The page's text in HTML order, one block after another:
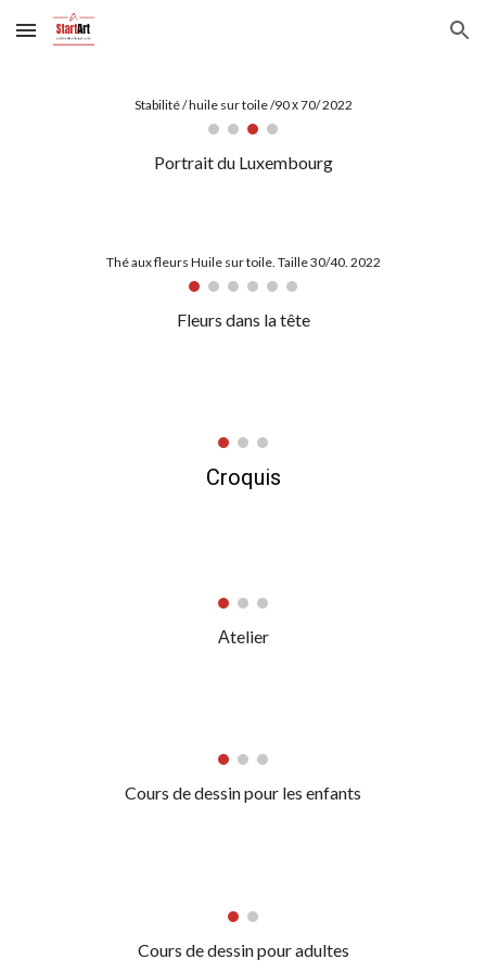
Skip to main content Skip to navigation
Stabilité / huile sur toile /90 х 70/ 2022
Portrait du Luxembourg
Thé aux fleurs Huile sur toile. Taille 30/40. 2022
Fleurs dans la tête
Croquis
Аtelier
Cours de dessin pour les enfants
Cours de dessin pour adultes